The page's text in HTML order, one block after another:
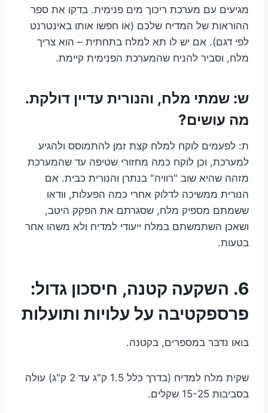
מגיעים עם מערכת ריכוך מים פנימית. בדקו את ספר
ההוראות של המדיח שלכם (או חפשו אותו באינטרנט
לפי דגם). אם יש לו תא למלח בתחתית – הוא צריך
מלח, וסביר להניח שהמערכת הפנימית קיימת.
ש: שמתי מלח, והנורית עדיין דולקת.
מה עושים?
ת: לפעמים לוקח למלח קצת זמן להתמוסס ולהגיע
למערכת, וכן לוקח כמה מחזורי שטיפה עד שהמערכת
מזהה שהיא שוב "רוויה" בנתרן והנורית כבית. אם
הנורית ממשיכה לדלוק אחרי כמה הפעלות, וודאו
ששמתם מספיק מלח, שסגרתם את הפקק היטב,
ושאכן השתמשתם במלח ייעודי למדיח ולא משהו אחר
בטעות.
6. השקעה קטנה, חיסכון גדול:
פרספקטיבה על עלויות ותועלות
בואו נדבר במספרים, בקטנה.
שקית מלח למדיח (בדרך כלל 1.5 ק"ג עד 2 ק"ג) עולה
בסביבות 15-25 שקלים.